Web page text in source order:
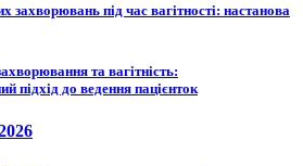
захворювань під час вагітності: настанова
та вагітність:
підхід до ведення пацієнток